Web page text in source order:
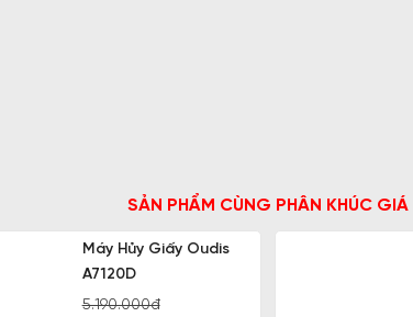
SẢN PHẨM CÙNG PHÂN KHÚC GIÁ
Máy Hủy Giấy Oudis
A7120D
5.190.000đ